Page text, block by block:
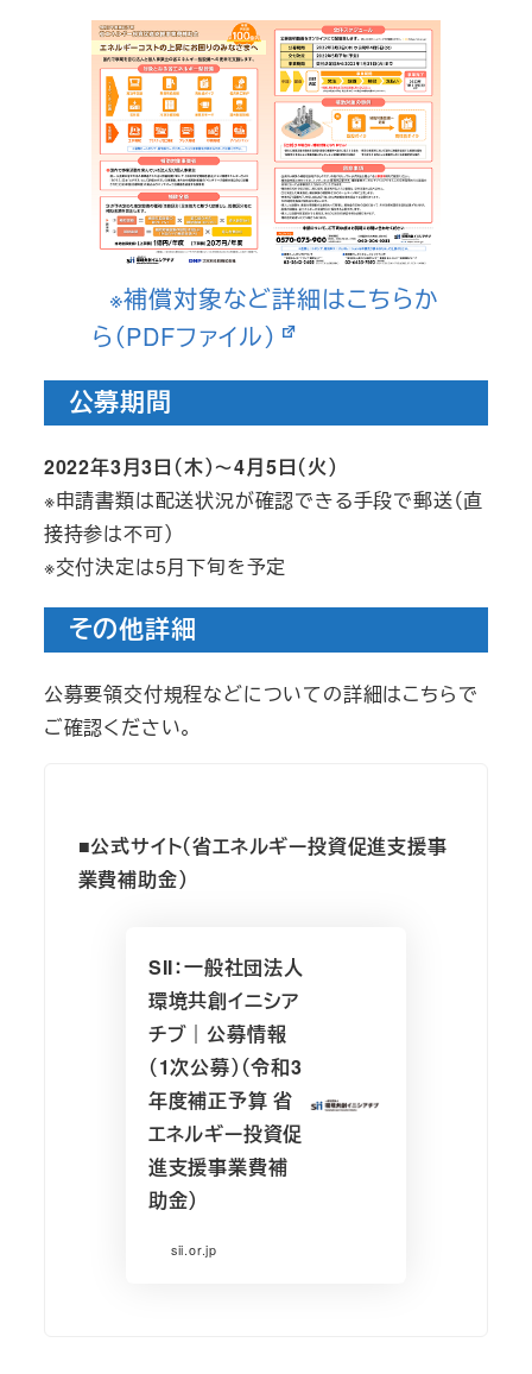
※補償対象など詳細はこちらか
ら（PDFファイル）
公募期間
2022年3月3日（木）～4月5日（火）
※申請書類は配送状況が確認できる手段で郵送（直
接持参は不可）
※交付決定は5月下旬を予定
その他詳細
公募要領交付規程などについての詳細はこちらで
ご確認ください。
■公式サイト（省エネルギー投資促進支援事
業費補助金）
SII：一般社団法人
環境共創イニシア
チブ｜公募情報
（1次公募）（令和3
年度補正予算 省
エネルギー投資促
進支援事業費補
助金）
sii.or.jp